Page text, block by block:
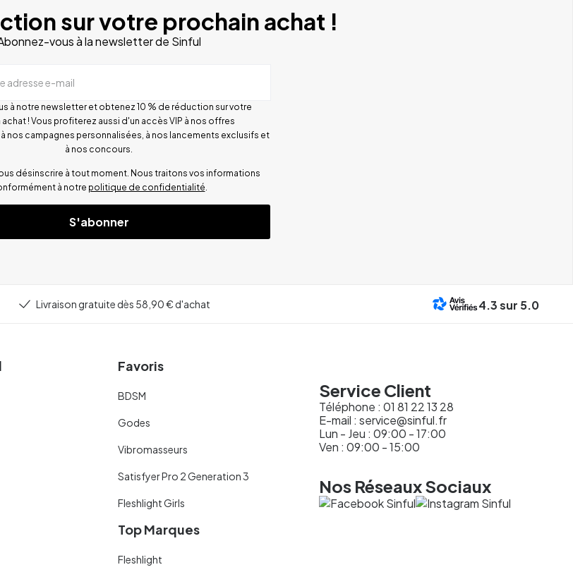
sur votre prochain achat !
vous à la newsletter de Sinful
adresse e-mail
à notre newsletter et obtenez 10 % de réduction sur votre
! Vous profiterez aussi d'un accès VIP à nos offres
nos campagnes personnalisées, à nos lancements exclusifs et
à nos concours.
désinscrire à tout moment. Nous traitons vos informations
à notre politique de confidentialité
S'abonner
Livraison gratuite dès 58,90 € d'achat 4.3sur 5.0
Favoris
BDSM
Godes
Vibromasseurs
Satisfyer Pro 2 Generation 3
Fleshlight Girls
Top Marques
Fleshlight
Service Client
Téléphone : 01 81 22 13 28
E-mail : service@sinful.fr
Lun - Jeu : 09:00 - 17:00
Ven : 09:00 - 15:00
Nos Réseaux Sociaux